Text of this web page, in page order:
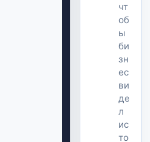
чт
об
ы
би
зн
ес
ви
де
л
ис
то